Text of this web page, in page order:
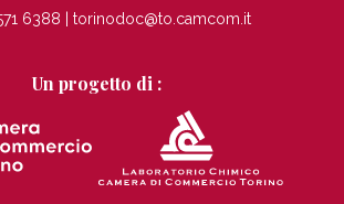
6388 | torinodoc@to.camcom.it
Un progetto di :